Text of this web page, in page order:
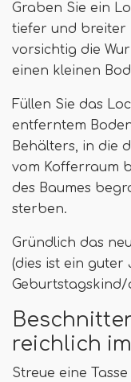
Graben Sie ein
tiefer und breiter
vorsichtig die
einen kleinen
Füllen Sie das
entferntem
Behälters, in die
vom Kofferraum
des Baumes
sterben.
Gründlich das
(dies ist ein guter
Geburtstagskind/
reichlich
Streue eine Tasse